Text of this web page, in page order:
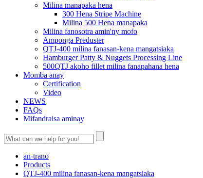
Milina manapaka hena
300 Hena Stripe Machine
Milina 500 Hena manapaka
Milina fanosotra amin'ny mofo
Amponga Preduster
QTJ-400 milina fanasan-kena mangatsiaka
Hamburger Patty & Nuggets Processing Line
500QTJ akoho fillet milina fanapahana hena
Momba anay
Certification
Video
NEWS
FAQs
Mifandraisa aminay
an-trano
Products
QTJ-400 milina fanasan-kena mangatsiaka